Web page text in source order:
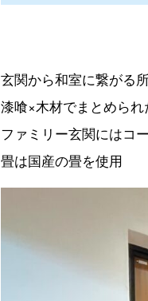
玄関から和室に繋がる
漆喰×木材でまとめられ
ファミリー玄関にはコ
畳は国産の畳を使用